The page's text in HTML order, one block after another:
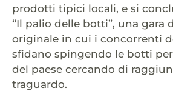
prodotti tipici locali, e si
“Il palio delle botti”, una gara
originale in cui i concorrenti
sfidano spingendo le botti
del paese cercando di
traguardo.